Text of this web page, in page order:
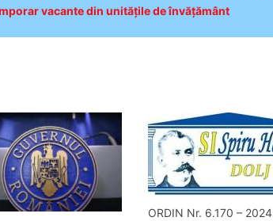
vacante din unitățile de învățământ
ORDIN Nr. 6.170 – 2024